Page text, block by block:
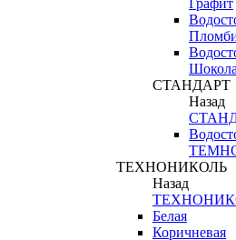
СТАНДАРТ
Назад
ТЕХНОНИКОЛЬ
Назад
Белая
Коричневая